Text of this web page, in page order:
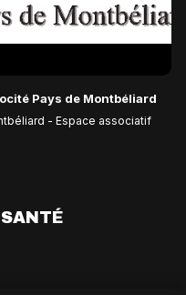
Pays de Montbéliard
- Espace associatif